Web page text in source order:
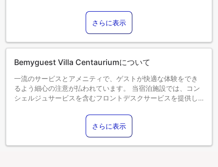
エキストラベッドをお申し込みください。
13歳以上のゲストは大人とみなされます。
エキストラベッドの追加可否は、お部屋タイプにより異なり
ます。各部屋タイプ欄の記載をご確認ください。
さらに表示
Bemyguest Villa Centauriumについて
一流のサービスとアメニティで、ゲストが快適な体験をでき
るよう細心の注意が払われています。 当宿泊施設では、コン
シェルジュサービスを含むフロントデスクサービスを提供し
要な時には、ランドリーサービスを利用して旅行着をキレイ
に保つことができます。 素敵な夜を気軽に体験！当宿泊施設
のエンターテイメント施設の外に出ることなく、エンターテ
イメントな夜をお楽しみください。
さらに表示